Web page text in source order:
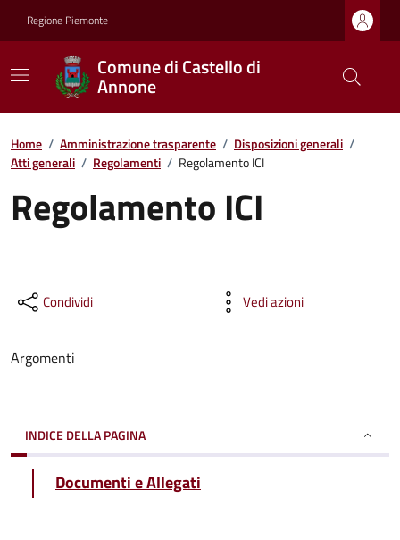
Regione Piemonte
Comune di Castello di
Annone
Home / Amministrazione trasparente / Disposizioni generali /
Atti generali / Regolamenti / Regolamento ICI
Regolamento ICI
Condividi Vedi azioni
Argomenti
INDICE DELLA PAGINA
Documenti e Allegati